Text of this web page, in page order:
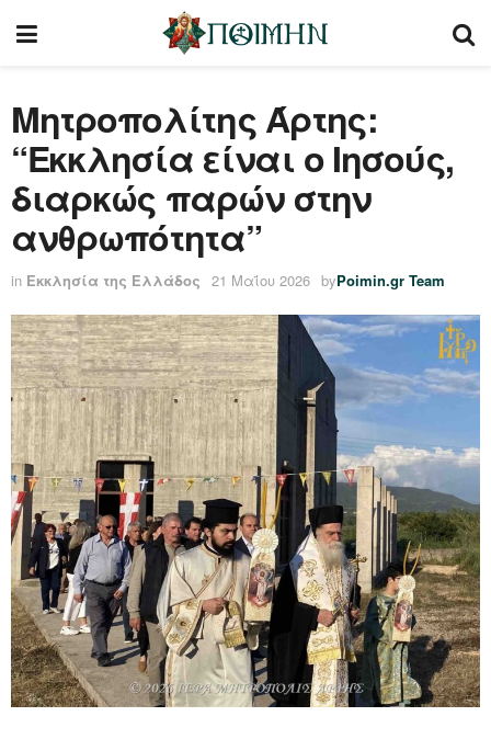
Μητροπολίτης Άρτης:
“Εκκλησία είναι ο Ιησούς,
διαρκώς παρών στην
ανθρωπότητα”
in Εκκλησία της Ελλάδος 21 Μαΐου 2026 byPoimin.gr Team